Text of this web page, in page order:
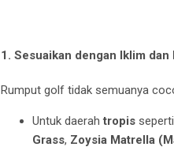
1. Sesuaikan dengan Iklim dan
Rumput golf tidak semuanya
Untuk daerahtropis
Grass, Zoysia Matrella